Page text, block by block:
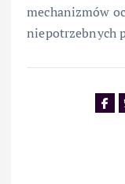
mechanizmów
niepotrzebnych